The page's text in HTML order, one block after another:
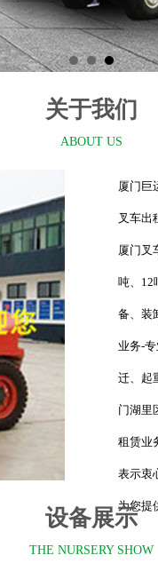
关于我们
ABOUT US
厦门巨
叉车出
厦门叉
吨、12
备、装
业务-
迁、起
门湖里
租赁业
表示衷
为您提
设备展示
THE NURSERY SHOW